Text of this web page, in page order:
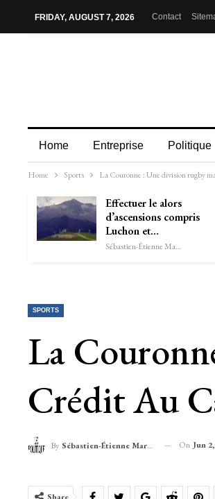
FRIDAY, AUGUST 7, 2026 Contact
Home Entreprise Politique
Home Sports La Couronne : Une division rugby
Effectuer le alors
d’ascensions compris
Luchon et…
Sébastien-Étienne Marechal
SPORTS
La
Crédit Au
By Sébastien-Étienne Marechal On Jun